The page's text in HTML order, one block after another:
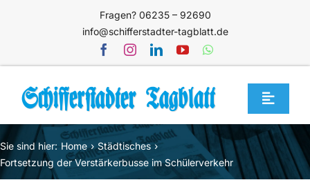
Fragen? 06235 – 92690
info@schifferstadter-tagblatt.de
Toggle
Home
Themen
Sie sind hier: Home
Städtisches
Fortsetzung der Verstärkerbusse im Schülerverkehr